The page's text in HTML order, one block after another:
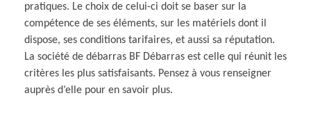
pratiques. Le choix de celui-ci doit se baser sur la
compétence de ses éléments, sur les matériels dont il
dispose, ses conditions tarifaires, et aussi sa réputation.
La société de débarras BF Débarras est celle qui réunit les
critères les plus satisfaisants. Pensez à vous renseigner
auprès d’elle pour en savoir plus.